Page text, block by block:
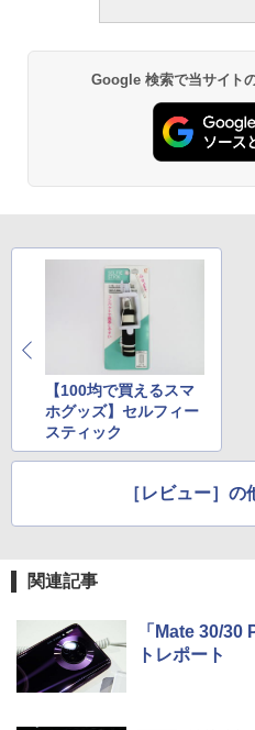
Google 検索で当サイト
【100均で買えるスマ
ホグッズ】セルフィー
スティック
［レビュー］
関連記事
「Mate 30/30
トレポート